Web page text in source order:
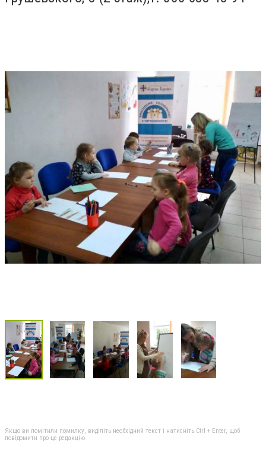
Якщо ви помітили помилку, виділіть необхідний текст і натисніть Ctrl + Enter, щоб
повідомити про це редакцію